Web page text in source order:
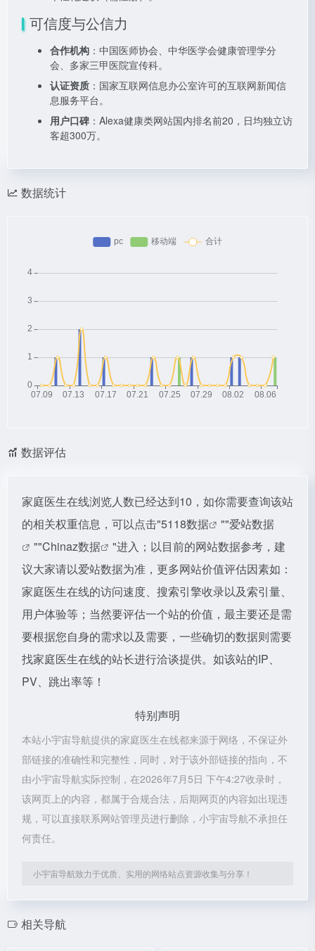
可信度与公信力
合作机构 ：中国医师协会、中华医学会健康管理学分
会、多家三甲医院宣传科。
认证资质 ：国家互联网信息办公室许可的互联网新闻信
息服务平台。
用户口碑 ：Alexa健康类网站国内排名前20，日均独立访
客超300万。
数据统计
数据评估
家庭医生在线浏览人数已经达到10，如你需要查询该站
的相关权重信息，可以点击"5118数据 ""爱站数据
""Chinaz数据
"进入；以目前的网站数据参考，建
议大家请以爱站数据为准，更多网站价值评估因素如：
家庭医生在线的访问速度、搜索引擎收录以及索引量、
用户体验等；当然要评估一个站的价值，最主要还是需
要根据您自身的需求以及需要，一些确切的数据则需要
找家庭医生在线的站长进行洽谈提供。如该站的IP、
PV、跳出率等！
特别声明
本站小宇宙导航提供的家庭医生在线都来源于网络，不保证外
部链接的准确性和完整性，同时，对于该外部链接的指向，不
由小宇宙导航实际控制，在2026年7月5日 下午4:27收录时，
该网页上的内容，都属于合规合法，后期网页的内容如出现违
规，可以直接联系网站管理员进行删除，小宇宙导航不承担任
何责任。
小宇宙导航致力于优质、实用的网络站点资源收集与分享！
相关导航